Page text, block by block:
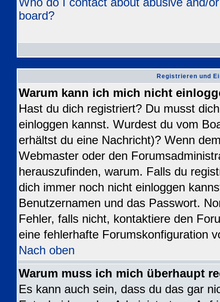
board?
Registrieren und
Warum kann ich mich nicht
Hast du dich registriert? Du musst
einloggen kannst. Wurdest du vom
erhältst du eine Nachricht)? Wenn
Webmaster oder den
herauszufinden, warum. Falls du
dich immer noch nicht einloggen
Benutzernamen und das Passwort.
Fehler, falls nicht, kontaktiere den
eine fehlerhafte Forumskonfiguration
Nach oben
Warum muss ich mich überhaupt
Es kann auch sein, dass du das gar